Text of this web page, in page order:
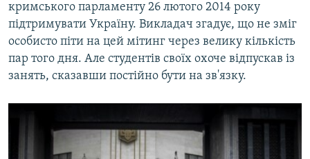
кримського парламенту 26 лютого 2014 року
підтримувати Україну. Викладач згадує, що не зміг
особисто піти на цей мітинг через велику кількість
пар того дня. Але студентів своїх охоче відпускав із
занять, сказавши постійно бути на зв'язку.